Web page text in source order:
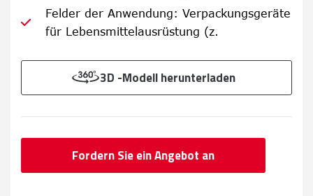
Felder der Anwendung: Verpackungsgeräte
für Lebensmittelausrüstung (z.
3D -Modell herunterladen
Fordern Sie ein Angebot an